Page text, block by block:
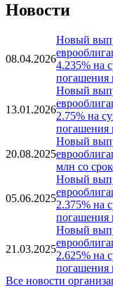
Новости
08.04.2026
Новый
4.235% на
погашения
13.01.2026
Новый
2.75% на
погашения
20.08.2025
Новый
млн со
05.06.2025
Новый
2.375% на
погашения
21.03.2025
Новый
2.625% на
погашения
Все новости